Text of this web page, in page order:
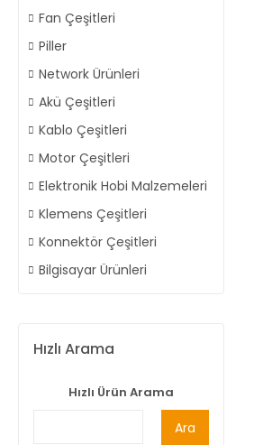
Fan Çeşitleri
Piller
Network Ürünleri
Akü Çeşitleri
Kablo Çeşitleri
Motor Çeşitleri
Elektronik Hobi Malzemeleri
Klemens Çeşitleri
Konnektör Çeşitleri
Bilgisayar Ürünleri
Hızlı Arama
Hızlı Ürün Arama
Ara